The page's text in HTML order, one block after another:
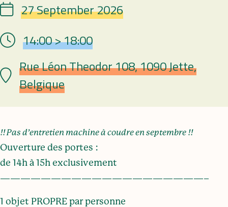
Date 27 September 2026
Hour 14:00 > 18:00
Lieu Rue Léon Theodor 108, 1090 Jette,
Belgique
!! Pas d’entretien machine à coudre en septembre !!
Ouverture des portes :
de 14h à 15h exclusivement
————————————————————–
1 objet PROPRE par personne